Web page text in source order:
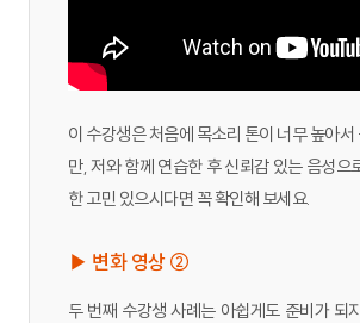
이 수강생은 처음에 목소리 톤이 너무 높아
만, 저와 함께 연습한 후 신뢰감 있는 음성으
한 고민 있으시다면 꼭 확인해 보세요.
▶ 변화 영상 ②
두 번째 수강생 사례는 아쉽게도 준비가 되